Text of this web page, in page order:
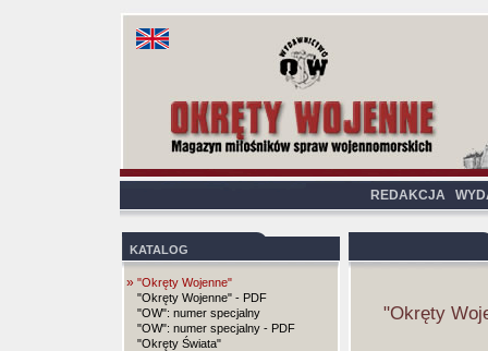
REDAKCJA
KATALOG
» "Okręty Wojenne"
"Okręty Wojenne" - PDF
"OW": numer specjalny
"OW": numer specjalny - PDF
"Okręty Świata"
"Okręty